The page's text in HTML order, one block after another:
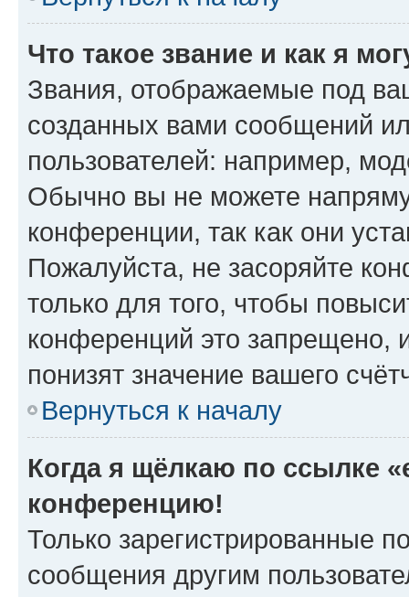
Что такое звание и как я
Звания, отображаемые под
созданных вами сообщений
пользователей: например,
Обычно вы не можете
конференции, так как они
Пожалуйста, не засоряйте
только для того, чтобы
конференций это запрещено,
понизят значение вашего
Вернуться к началу
Когда я щёлкаю по ссылке
конференцию!
Только зарегистрированные
сообщения другим